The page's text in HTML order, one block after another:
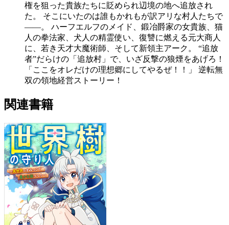
権を狙った貴族たちに貶められ辺境の地へ追放され
た。 そこにいたのは誰もかれもが訳アリな村人たちで
――。 ハーフエルフのメイド、鍛冶爵家の女貴族、猫
人の拳法家、犬人の精霊使い、復讐に燃える元大商人
に、若き天才大魔術師、そして新領主アーク。 “追放
者”だらけの「追放村」で、いざ反撃の狼煙をあげろ！
「ここをオレだけの理想郷にしてやるぜ！！」 逆転無
双の領地経営ストーリー！
関連書籍